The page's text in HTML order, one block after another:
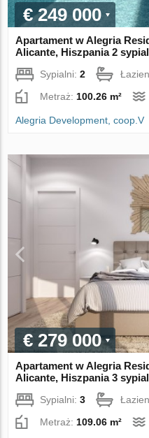
€ 249 000
Apartament w Alegria
Alicante, Hiszpania 2
Sypialni:2
Metraż:100.26 m²
Alegria Development, coop.V
€ 279 000
Apartament w Alegria
Alicante, Hiszpania 3
Sypialni:3
Metraż: 109.06 m²